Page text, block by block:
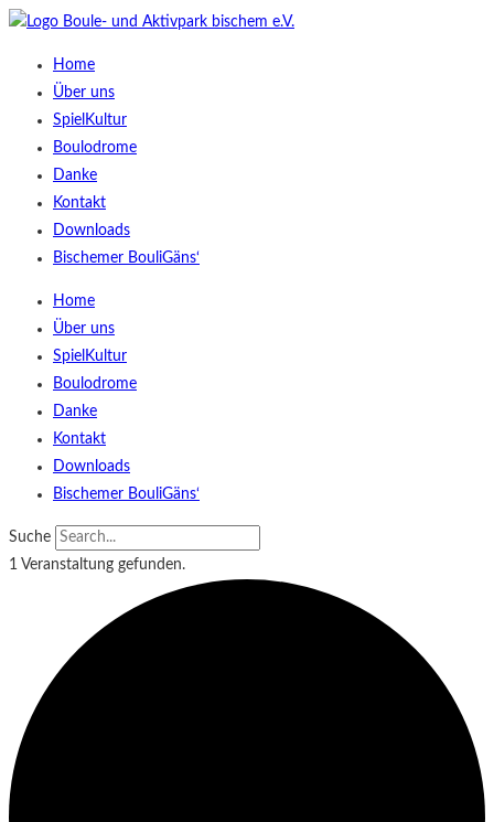
Home
Über uns
SpielKultur
Boulodrome
Danke
Kontakt
Downloads
Bischemer BouliGäns‘
Home
Über uns
SpielKultur
Boulodrome
Danke
Kontakt
Downloads
Bischemer BouliGäns‘
Suche
1 Veranstaltung gefunden.